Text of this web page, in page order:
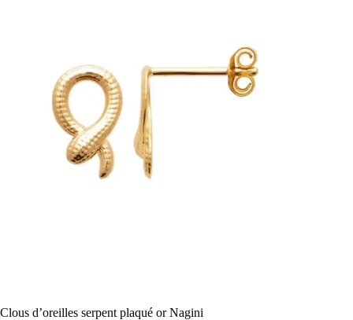
Clous d’oreilles serpent plaqué or Nagini